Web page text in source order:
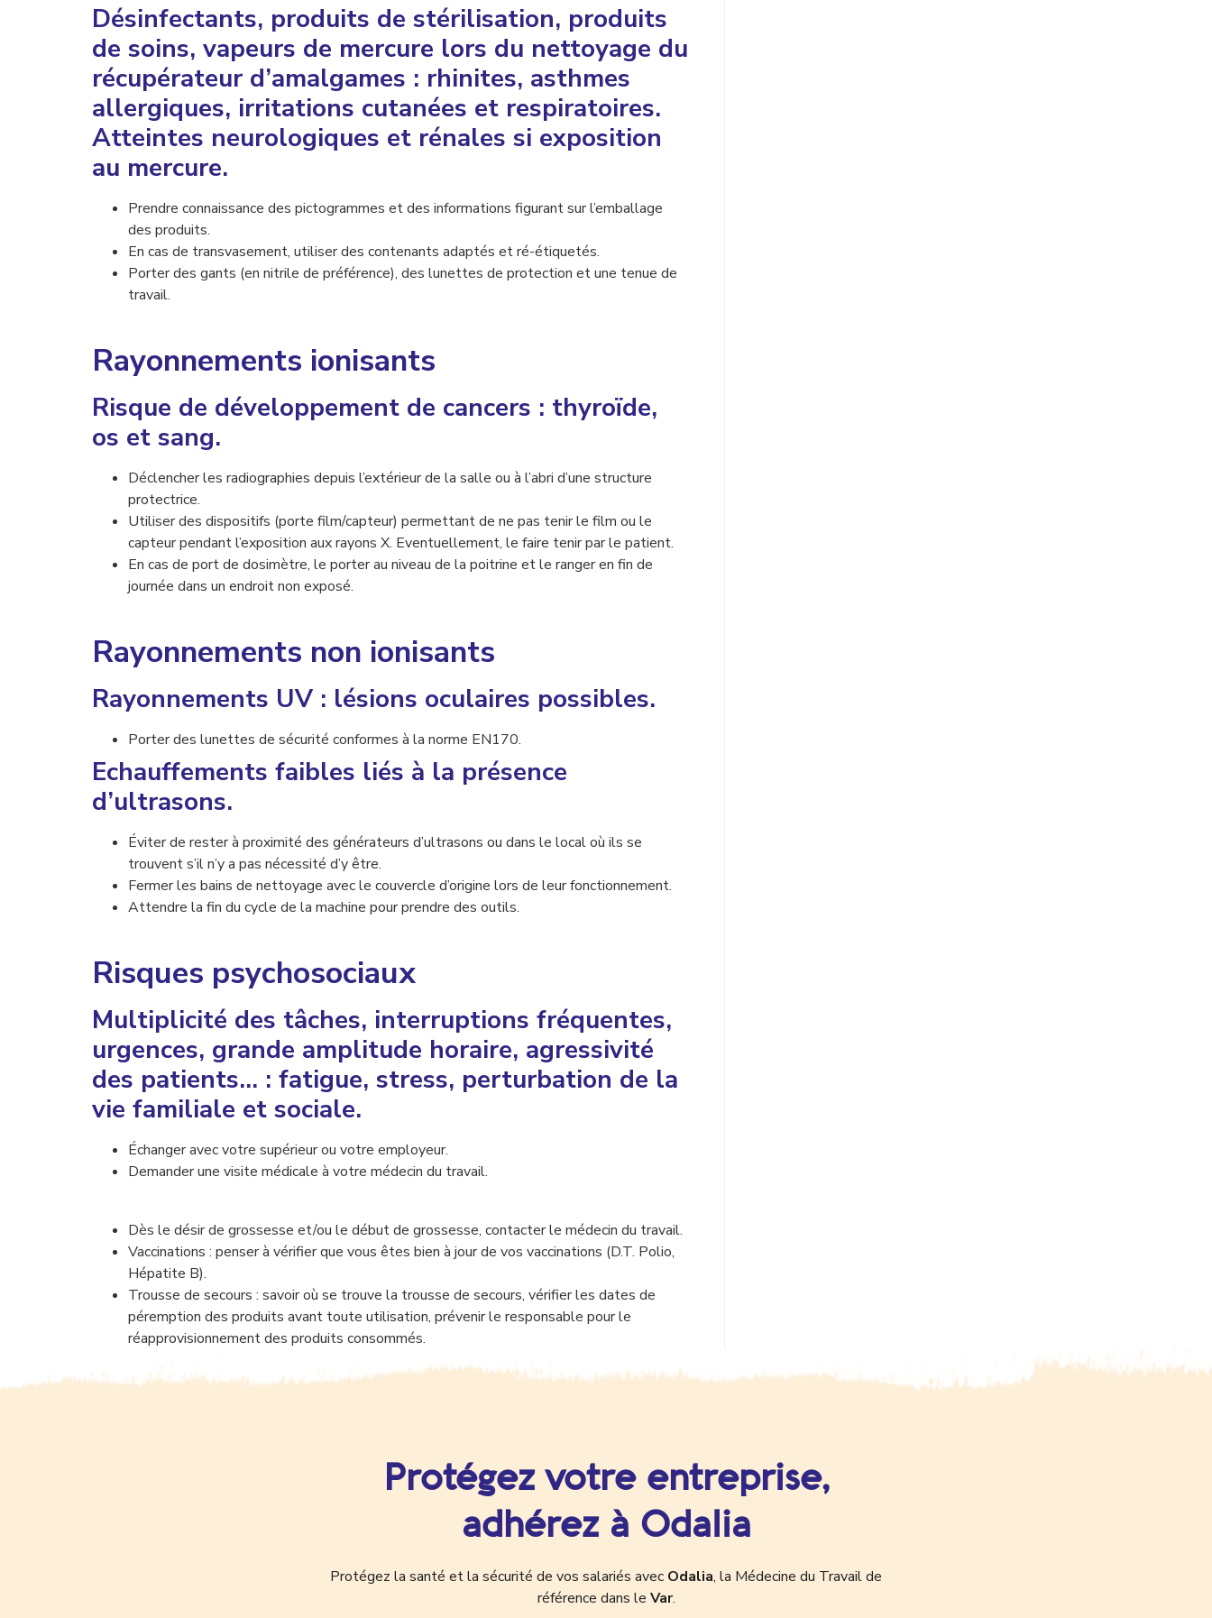
Désinfectants, produits de stérilisation, produits
de soins, vapeurs de mercure lors du nettoyage du
récupérateur d’amalgames : rhinites, asthmes
allergiques, irritations cutanées et respiratoires.
Atteintes neurologiques et rénales si exposition
au mercure.
Prendre connaissance des pictogrammes et des informations figurant sur l’emballage
des produits.
En cas de transvasement, utiliser des contenants adaptés et ré-étiquetés.
Porter des gants (en nitrile de préférence), des lunettes de protection et une tenue de
travail.
Rayonnements ionisants
Risque de développement de cancers : thyroïde,
os et sang.
Déclencher les radiographies depuis l’extérieur de la salle ou à l’abri d’une structure
protectrice.
Utiliser des dispositifs (porte film/capteur) permettant de ne pas tenir le film ou le
capteur pendant l’exposition aux rayons X. Eventuellement, le faire tenir par le patient.
En cas de port de dosimètre, le porter au niveau de la poitrine et le ranger en fin de
journée dans un endroit non exposé.
Rayonnements non ionisants
Rayonnements UV : lésions oculaires possibles.
Porter des lunettes de sécurité conformes à la norme EN170.
Echauffements faibles liés à la présence
d’ultrasons.
Éviter de rester à proximité des générateurs d’ultrasons ou dans le local où ils se
trouvent s’il n’y a pas nécessité d’y être.
Fermer les bains de nettoyage avec le couvercle d’origine lors de leur fonctionnement.
Attendre la fin du cycle de la machine pour prendre des outils.
Risques psychosociaux
Multiplicité des tâches, interruptions fréquentes,
urgences, grande amplitude horaire, agressivité
des patients… : fatigue, stress, perturbation de la
vie familiale et sociale.
Échanger avec votre supérieur ou votre employeur.
Demander une visite médicale à votre médecin du travail.
Dès le désir de grossesse et/ou le début de grossesse, contacter le médecin du travail.
Vaccinations : penser à vérifier que vous êtes bien à jour de vos vaccinations (D.T. Polio,
Hépatite B).
Trousse de secours : savoir où se trouve la trousse de secours, vérifier les dates de
péremption des produits avant toute utilisation, prévenir le responsable pour le
réapprovisionnement des produits consommés.
Protégez votre entreprise,
adhérez à Odalia
Protégez la santé et la sécurité de vos salariés avec Odalia, la Médecine du Travail de
référence dans le Var.